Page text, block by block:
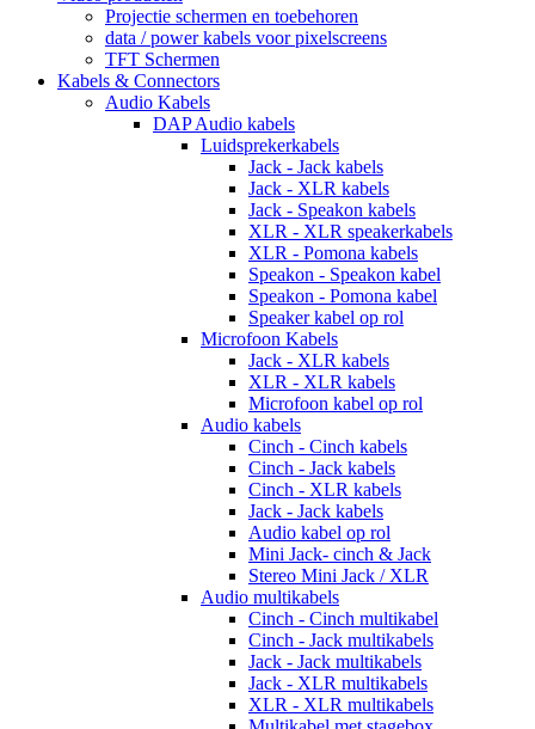
Projectie schermen en toebehoren
data / power kabels voor pixelscreens
TFT Schermen
Kabels & Connectors
Audio Kabels
DAP Audio kabels
Luidsprekerkabels
Jack - Jack kabels
Jack - XLR kabels
Jack - Speakon kabels
XLR - XLR speakerkabels
XLR - Pomona kabels
Speakon - Speakon kabel
Speakon - Pomona kabel
Speaker kabel op rol
Microfoon Kabels
Jack - XLR kabels
XLR - XLR kabels
Microfoon kabel op rol
Audio kabels
Cinch - Cinch kabels
Cinch - Jack kabels
Cinch - XLR kabels
Jack - Jack kabels
Audio kabel op rol
Mini Jack- cinch & Jack
Stereo Mini Jack / XLR
Audio multikabels
Cinch - Cinch multikabel
Cinch - Jack multikabels
Jack - Jack multikabels
Jack - XLR multikabels
XLR - XLR multikabels